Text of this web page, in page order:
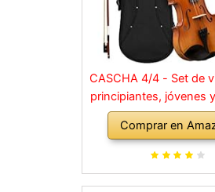
CASCHA 4/4 - Set de
principiantes, jóvenes
violín macizo con arco,
cuerdas de repuesto,
para hombro,
Comprar en